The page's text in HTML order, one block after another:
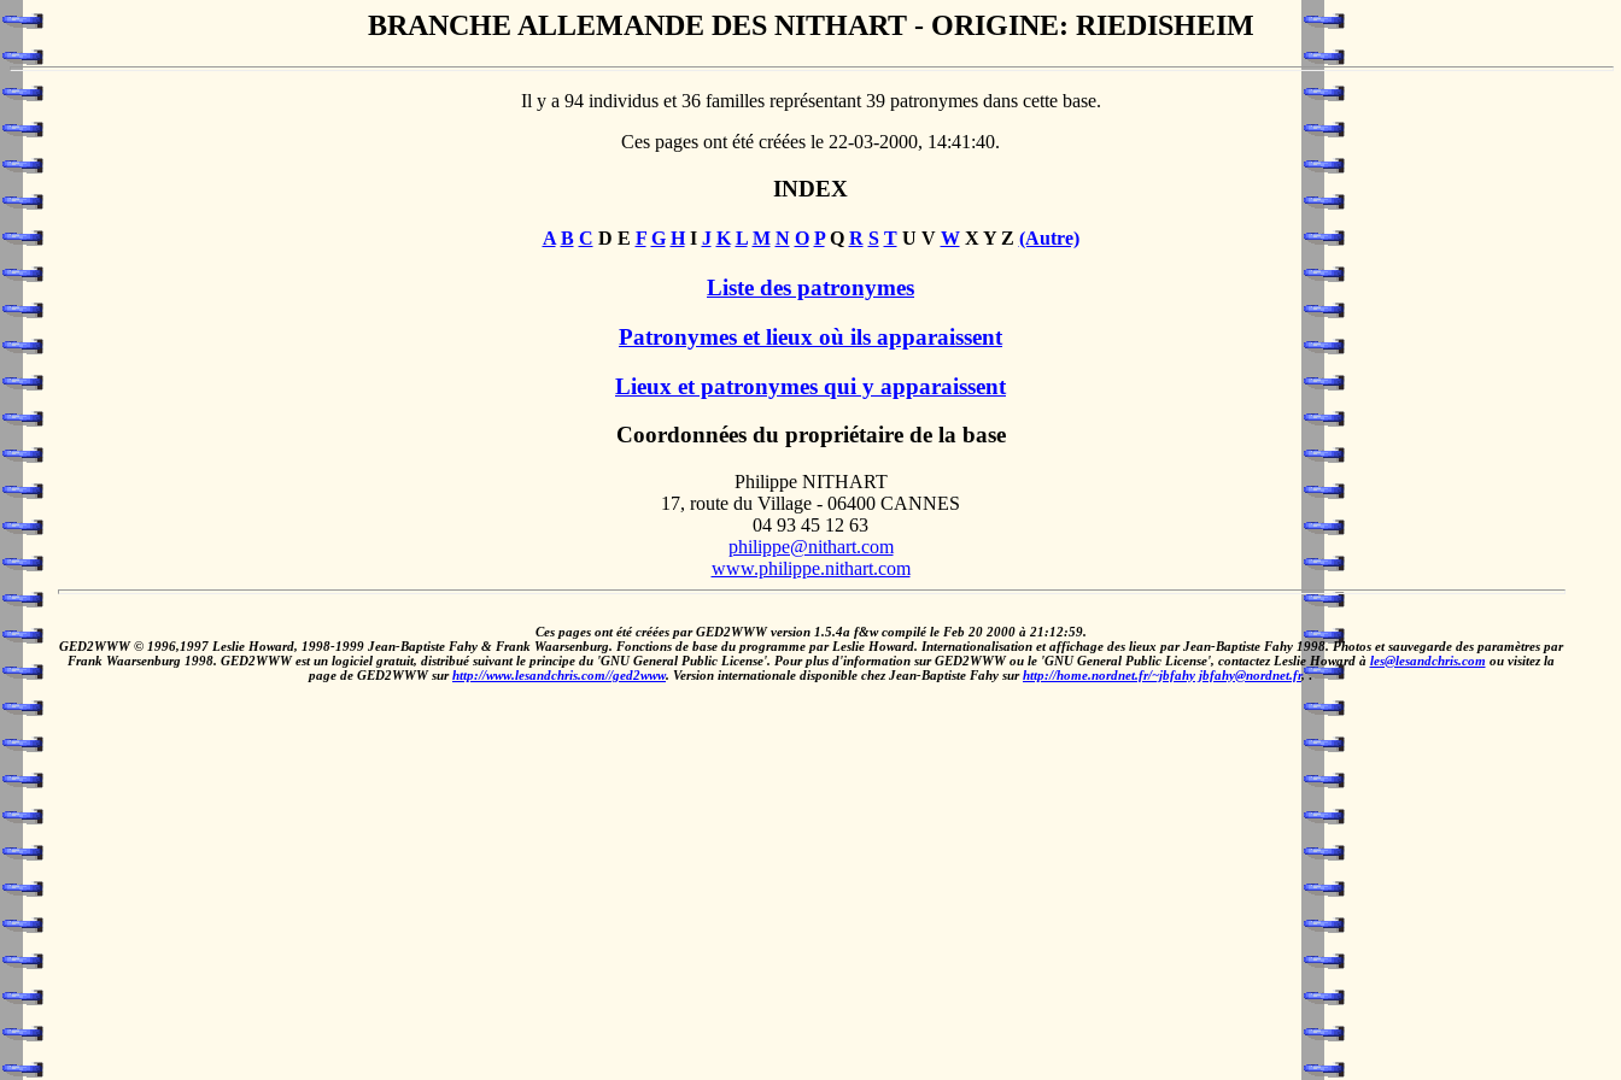
BRANCHE ALLEMANDE DES NITHART - ORIGINE: RIEDISHEIM
Il y a 94 individus et 36 familles représentant 39 patronymes dans cette base.
Ces pages ont été créées le 22-03-2000, 14:41:40.
INDEX
A B C D E F G HI J K L M N O PQ R S TU V WX Y Z (Autre)
Liste des patronymes
Patronymes et lieux où ils apparaissent
Lieux et patronymes qui y apparaissent
Coordonnées du propriétaire de la base
Philippe NITHART
17, route du Village - 06400 CANNES
04 93 45 12 63
philippe@nithart.com
www.philippe.nithart.com
Ces pages ont été créées par GED2WWW version 1.5.4a f&w compilé le Feb 20 2000 à 21:12:59.
GED2WWW © 1996,1997 Leslie Howard, 1998-1999 Jean-Baptiste Fahy & Frank Waarsenburg. Fonctions de base du programme par Leslie Howard. Internationalisation et affichage des lieux par Jean-Baptiste Fahy 1998. Photos et sauvegarde des paramètres par
Frank Waarsenburg 1998. GED2WWW est un logiciel gratuit, distribué suivant le principe du 'GNU General Public License'. Pour plus d'information sur GED2WWW ou le 'GNU General Public License', contactez Leslie Howard à les@lesandchris.com ou visitez la
page de GED2WWW surhttp://www.lesandchris.com//ged2www. Version internationale disponible chez Jean-Baptiste Fahy surhttp://home.nordnet.fr/~jbfahy jbfahy@nordnet.fr,.